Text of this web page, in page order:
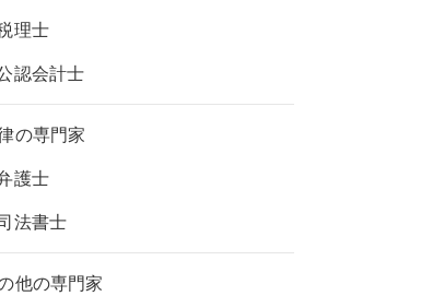
理士
認会計士
の専門家
護士
法書士
他の専門家